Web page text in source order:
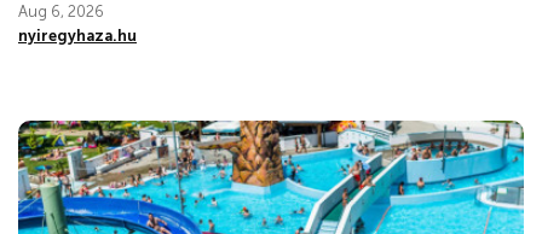
Aug 6, 2026
nyiregyhaza.hu